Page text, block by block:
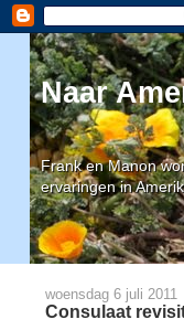
Naar
Frank en Manon
ervaringen in
woensdag 6 juli 2011
Consulaat